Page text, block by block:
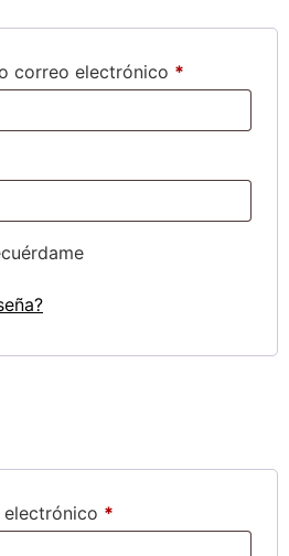
correo electrónico *
*